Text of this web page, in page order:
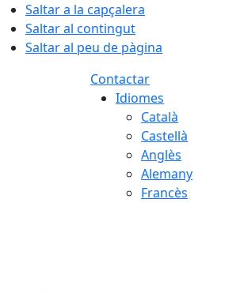
Saltar a la capçalera
Saltar al contingut
Saltar al peu de pàgina
Contactar
Idiomes
Català
Castellà
Anglès
Alemany
Francès